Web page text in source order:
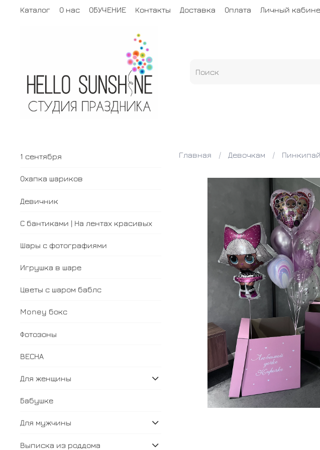
Каталог О нас ОБУЧЕНИЕ Контакты Доставка Оплата Личный
Главная Девочкам
1 сентября
Охапка шариков
Девичник
С бантиками | На лентах красивых
Шары с фотографиями
Игрушка в шаре
Цветы с шаром баблс
Money бокс
Фотозоны
ВЕСНА
Для женщины
Бабушке
Для мужчины
Выписка из роддома